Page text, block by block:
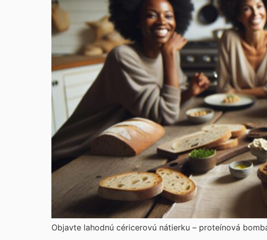
Objavte lahodnú céricerovú nátierku – proteínová